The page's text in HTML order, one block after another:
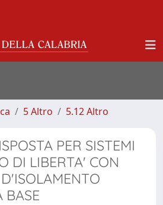
5 Altro 5.12 Altro
PER SISTEMI
DI LIBERTA' CON
BASE